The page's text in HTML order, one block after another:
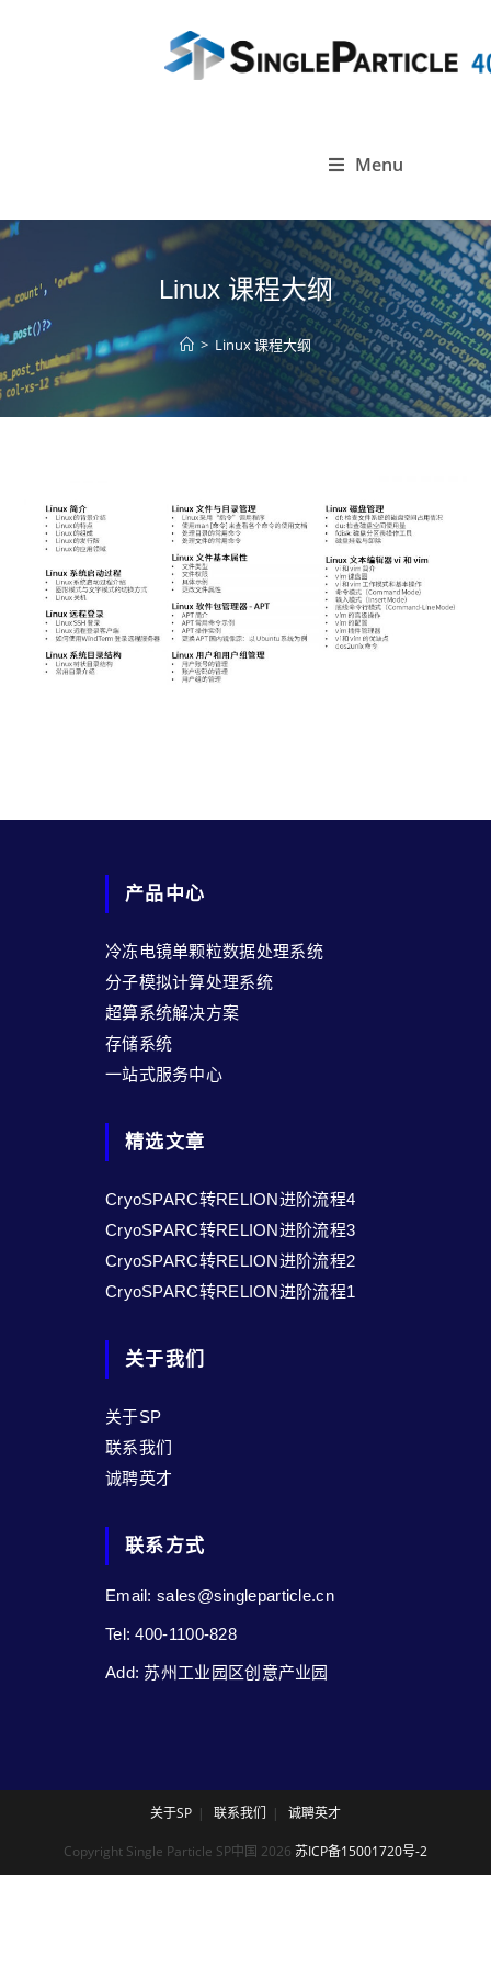
Menu
Linux 课程大纲
> Linux 课程大纲
产品中心
冷冻电镜单颗粒数据处理系统
分子模拟计算处理系统
超算系统解决方案
存储系统
一站式服务中心
精选文章
CryoSPARC转RELION进阶流程4
CryoSPARC转RELION进阶流程3
CryoSPARC转RELION进阶流程2
CryoSPARC转RELION进阶流程1
关于我们
关于SP
联系我们
诚聘英才
联系方式
Email: sales@singleparticle.cn
Tel: 400-1100-828
Add: 苏州工业园区创意产业园
关于SP 联系我们 诚聘英才
Copyright Single Particle SP中国 2026 苏ICP备15001720号-2